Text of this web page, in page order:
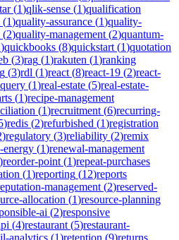
(1)qlik-sense (1)qualification
(1)quality-assurance (1)quality-
(2)quality-management (2)quantum-
)quickbooks (8)quickstart (1)quotation
(3)rag (1)rakuten (1)ranking
(3)rdl (1)react (8)react-19 (2)react-
(1)real-estate (5)real-estate-
(1)recipe-management
(1)recruitment (6)recurring-
)redis (2)refurbished (1)registration
)regulatory (3)reliability (2)remix
energy (1)renewal-management
)reorder-point (1)repeat-purchases
(1)reporting (12)reports
management (2)reserved-
allocation (1)resource-planning
ai (2)responsive
(4)restaurant (5)restaurant-
analytics (1)retention (9)returns